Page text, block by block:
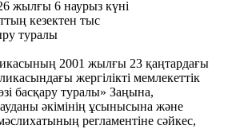
жылғы 6 наурыз күні
кезектен тыс
туралы
2001 жылғы 23 қаңтардағы
жергілікті мемлекеттік
басқару туралы» Заңына,
әкімінің ұсынысына және
регламентіне сәйкес,